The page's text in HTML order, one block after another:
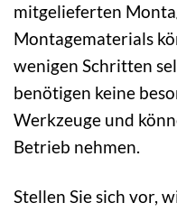
mitgelieferten
Montagematerials
wenigen Schritten
benötigen keine
Werkzeuge und
Betrieb nehmen.
Stellen Sie sich vor,